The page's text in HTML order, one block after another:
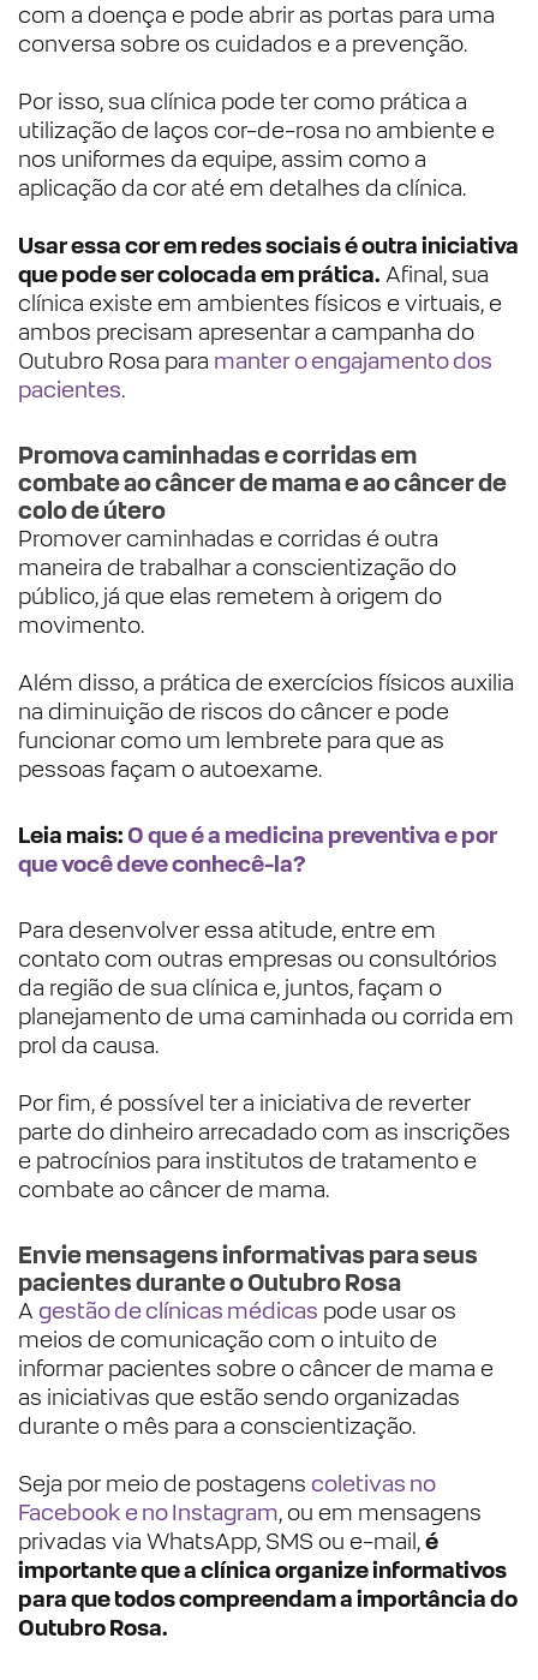
com a doença e pode abrir as portas para uma
conversa sobre os cuidados e a prevenção.
Por isso, sua clínica pode ter como prática a
utilização de laços cor-de-rosa no ambiente e
nos uniformes da equipe, assim como a
aplicação da cor até em detalhes da clínica.
Usar essa cor em redes sociais é outra iniciativa
que pode ser colocada em prática. Afinal, sua
clínica existe em ambientes físicos e virtuais, e
ambos precisam apresentar a campanha do
Outubro Rosa para manter o engajamento dos
pacientes.
Promova caminhadas e corridas em
combate ao câncer de mama e ao câncer de
colo de útero
Promover caminhadas e corridas é outra
maneira de trabalhar a conscientização do
público, já que elas remetem à origem do
movimento.
Além disso, a prática de exercícios físicos auxilia
na diminuição de riscos do câncer e pode
funcionar como um lembrete para que as
pessoas façam o autoexame.
Leia mais:O que é a medicina preventiva e por
que você deve conhecê-la?
Para desenvolver essa atitude, entre em
contato com outras empresas ou consultórios
da região de sua clínica e, juntos, façam o
planejamento de uma caminhada ou corrida em
prol da causa.
Por fim, é possível ter a iniciativa de reverter
parte do dinheiro arrecadado com as inscrições
e patrocínios para institutos de tratamento e
combate ao câncer de mama.
Envie mensagens informativas para seus
pacientes durante o Outubro Rosa
A gestão de clínicas médicas pode usar os
meios de comunicação com o intuito de
informar pacientes sobre o câncer de mama e
as iniciativas que estão sendo organizadas
durante o mês para a conscientização.
Seja por meio de postagens coletivas no
Facebook e no Instagram, ou em mensagens
privadas via WhatsApp, SMS ou e-mail,é
importante que a clínica organize informativos
para que todos compreendam a importância do
Outubro Rosa.